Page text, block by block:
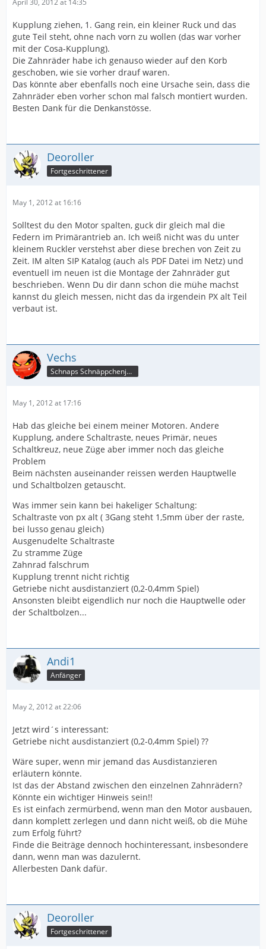
April 30, 2012 at 14:35
Kupplung ziehen, 1. Gang rein, ein kleiner Ruck und das
gute Teil steht, ohne nach vorn zu wollen (das war vorher
mit der Cosa-Kupplung).
Die Zahnräder habe ich genauso wieder auf den Korb
geschoben, wie sie vorher drauf waren.
Das könnte aber ebenfalls noch eine Ursache sein, dass die
Zahnräder eben vorher schon mal falsch montiert wurden.
Besten Dank für die Denkanstösse.
Deoroller
Fortgeschrittener
May 1, 2012 at 16:16
Solltest du den Motor spalten, guck dir gleich mal die
Federn im Primärantrieb an. Ich weiß nicht was du unter
kleinem Ruckler verstehst aber diese brechen von Zeit zu
Zeit. IM alten SIP Katalog (auch als PDF Datei im Netz) und
eventuell im neuen ist die Montage der Zahnräder gut
beschrieben. Wenn Du dir dann schon die mühe machst
kannst du gleich messen, nicht das da irgendein PX alt Teil
verbaut ist.
Vechs
Schnaps Schnäppchenjäger
May 1, 2012 at 17:16
Hab das gleiche bei einem meiner Motoren. Andere
Kupplung, andere Schaltraste, neues Primär, neues
Schaltkreuz, neue Züge aber immer noch das gleiche
Problem
Beim nächsten auseinander reissen werden Hauptwelle
und Schaltbolzen getauscht.
Was immer sein kann bei hakeliger Schaltung:
Schaltraste von px alt ( 3Gang steht 1,5mm über der raste,
bei lusso genau gleich)
Ausgenudelte Schaltraste
Zu stramme Züge
Zahnrad falschrum
Kupplung trennt nicht richtig
Getriebe nicht ausdistanziert (0,2-0,4mm Spiel)
Ansonsten bleibt eigendlich nur noch die Hauptwelle oder
der Schaltbolzen...
Andi1
Anfänger
May 2, 2012 at 22:06
Jetzt wird´s interessant:
Getriebe nicht ausdistanziert (0,2-0,4mm Spiel) ??
Wäre super, wenn mir jemand das Ausdistanzieren
erläutern könnte.
Ist das der Abstand zwischen den einzelnen Zahnrädern?
Könnte ein wichtiger Hinweis sein!!
Es ist einfach zermürbend, wenn man den Motor ausbauen,
dann komplett zerlegen und dann nicht weiß, ob die Mühe
zum Erfolg führt?
Finde die Beiträge dennoch hochinteressant, insbesondere
dann, wenn man was dazulernt.
Allerbesten Dank dafür.
Deoroller
Fortgeschrittener